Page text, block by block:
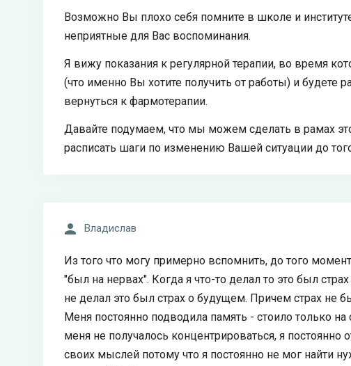
Возможно Вы плохо себя помните в школе и
неприятные для Вас воспоминания.
Я вижу показания к регулярной терапии, во время
(что именно Вы хотите получить от работы) и будете
вернуться к фармотерапии.
Давайте подумаем, что мы можем сделать в рамах
расписать шаги по изменению Вашей ситуации до
Владислав
Из того что могу примерно вспомнить, до того
"был на нервах". Когда я что-то делал то это был
не делал это был страх о будущем. Причем страх не
Меня постоянно подводила память - стоило только
меня не получалось концентрироваться, я
своих мыслей потому что я постоянно не мог найти